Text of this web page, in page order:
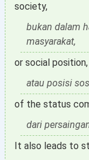
society,
bukan dalam
masyarakat,
or social
atau posisi
of the status
dari
It also leads to